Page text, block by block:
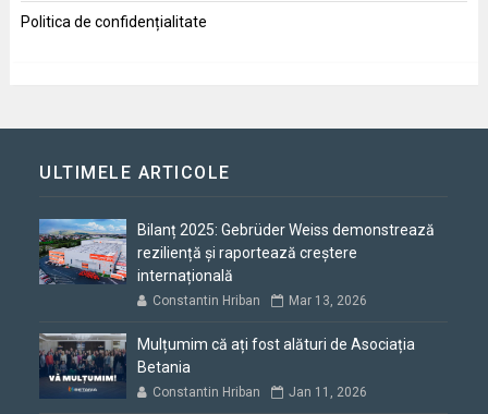
Politica de confidențialitate
ULTIMELE ARTICOLE
Bilanț 2025: Gebrüder Weiss demonstrează
reziliență și raportează creștere
internațională
Constantin Hriban Mar 13, 2026
Mulțumim că ați fost alături de Asociația
Betania
Constantin Hriban Jan 11, 2026